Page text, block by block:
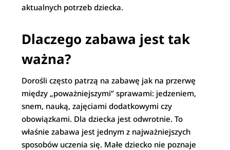
aktualnych potrzeb dziecka.
Dlaczego zabawa jest tak
ważna?
Dorośli często patrzą na zabawę jak na przerwę
między „poważniejszymi” sprawami: jedzeniem,
snem, nauką, zajęciami dodatkowymi czy
obowiązkami. Dla dziecka jest odwrotnie. To
właśnie zabawa jest jednym z najważniejszych
sposobów uczenia się. Małe dziecko nie poznaje